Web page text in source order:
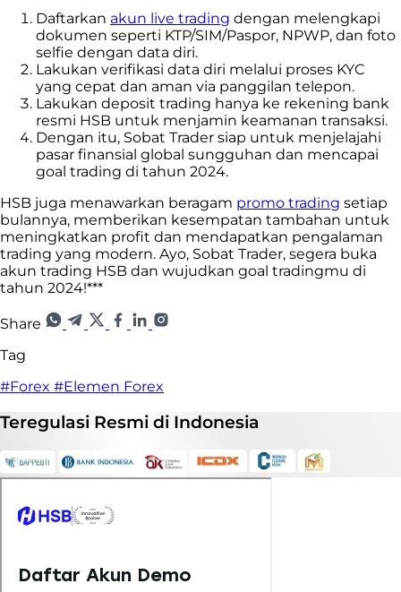
Daftarkan akun live trading dengan melengkapi
dokumen seperti KTP/SIM/Paspor, NPWP, dan foto
selfie dengan data diri.
Lakukan verifikasi data diri melalui proses KYC
yang cepat dan aman via panggilan telepon.
Lakukan deposit trading hanya ke rekening bank
resmi HSB untuk menjamin keamanan transaksi.
Dengan itu, Sobat Trader siap untuk menjelajahi
pasar finansial global sungguhan dan mencapai
goal trading di tahun 2024.
HSB juga menawarkan beragam promo trading setiap
bulannya, memberikan kesempatan tambahan untuk
meningkatkan profit dan mendapatkan pengalaman
trading yang modern. Ayo, Sobat Trader, segera buka
akun trading HSB dan wujudkan goal tradingmu di
tahun 2024!***
Share
Tag
#Forex #Elemen Forex
Teregulasi Resmi di Indonesia